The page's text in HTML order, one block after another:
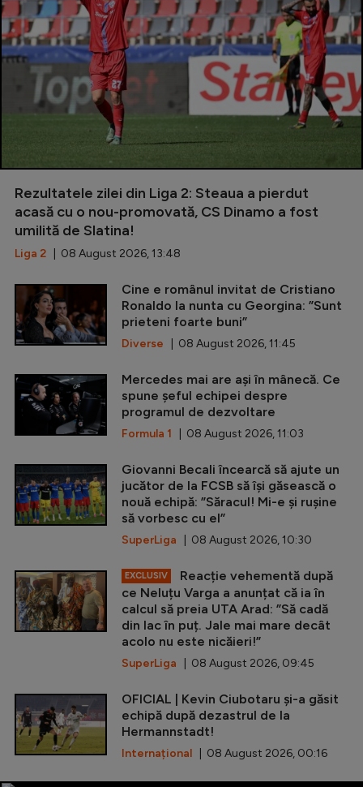
Rezultatele zilei din Liga 2: Steaua a pierdut
acasă cu o nou-promovată, CS Dinamo a fost
umilită de Slatina!
Liga 2 | 08 August 2026, 13:48
Cine e românul invitat de Cristiano
Ronaldo la nunta cu Georgina: ”Sunt
prieteni foarte buni”
Diverse | 08 August 2026, 11:45
Mercedes mai are ași în mânecă. Ce
spune șeful echipei despre
programul de dezvoltare
Formula 1 | 08 August 2026, 11:03
Giovanni Becali încearcă să ajute un
jucător de la FCSB să își găsească o
nouă echipă: ”Săracul! Mi-e și rușine
să vorbesc cu el”
SuperLiga | 08 August 2026, 10:30
EXCLUSIV
Reacție vehementă după
ce Neluțu Varga a anunțat că ia în
calcul să preia UTA Arad: ”Să cadă
din lac în puț. Jale mai mare decât
acolo nu este nicăieri!”
SuperLiga | 08 August 2026, 09:45
OFICIAL | Kevin Ciubotaru și-a găsit
echipă după dezastrul de la
Hermannstadt!
Internațional | 08 August 2026, 00:16